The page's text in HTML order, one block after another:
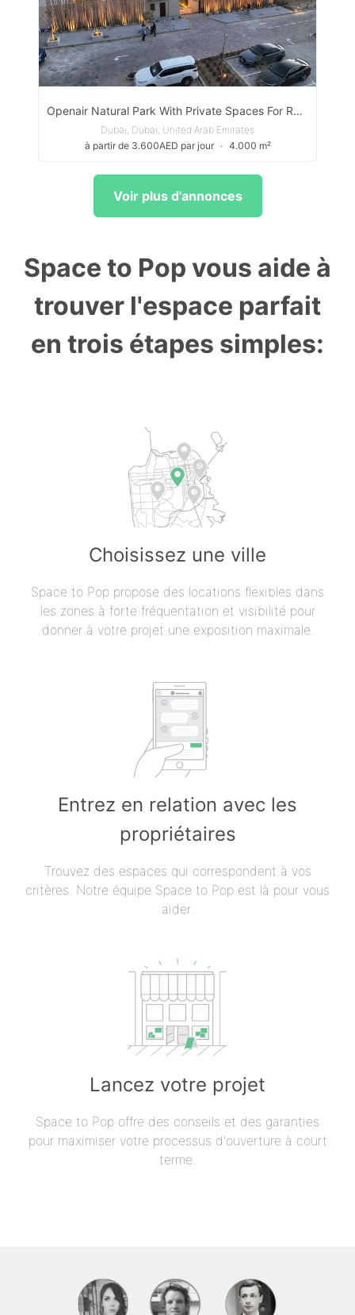
Openair Natural Park With Private Spaces For Rent
Dubai, Dubai, United Arab Emirates
à partir de 3.600AED par jour
∙ 4.000 m²
Voir plus d'annonces
Space to Pop vous aide à
trouver l'espace parfait
en trois étapes simples:
Choisissez une ville
Space to Pop propose des locations flexibles dans
les zones à forte fréquentation et visibilité pour
donner à votre projet une exposition maximale.
Entrez en relation avec les
propriétaires
Trouvez des espaces qui correspondent à vos
critères. Notre équipe Space to Pop est là pour vous
aider.
Lancez votre projet
Space to Pop offre des conseils et des garanties
pour maximiser votre processus d'ouverture à court
terme.